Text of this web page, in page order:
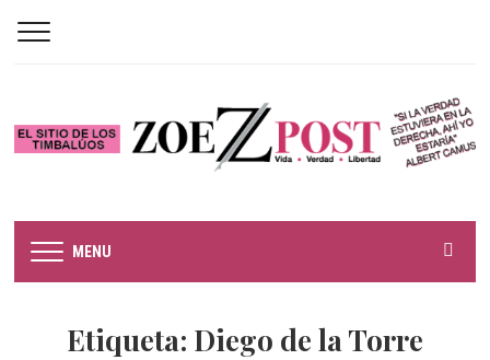
MENU
Etiqueta: Diego de la Torre